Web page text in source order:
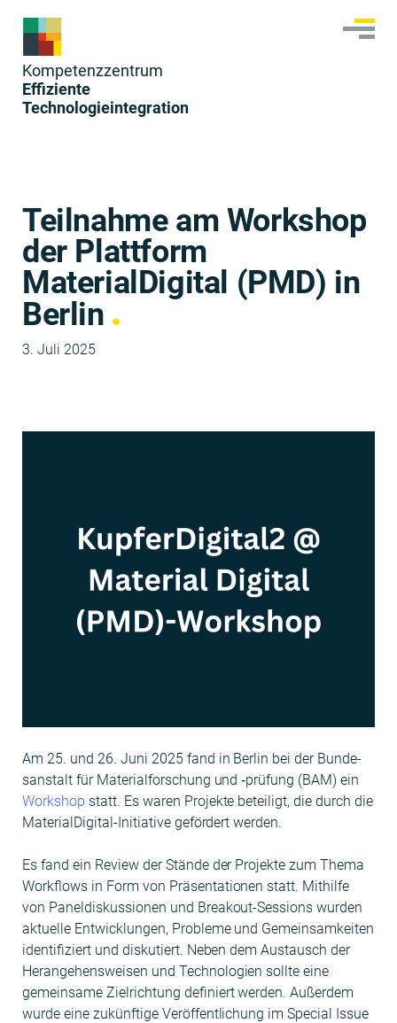
content
Kom­pe­tenzzen­trum
Effiziente
Technologieintegration
Teilnahme am Workshop
der Plattform
MaterialDigital (PMD) in
Berlin
3. Juli 2025
Am 25. und 26. Juni 2025 fand in Berlin bei der Bun­de­
sanstalt für Mate­ri­al­forschung und ‑prü­fung (BAM) ein
Work­shop statt. Es waren Pro­jek­te beteiligt, die durch die
Mate­rialDig­i­tal-Ini­tia­tive gefördert werden.
Es fand ein Review der Stände der Pro­jek­te zum The­ma
Work­flows in Form von Präsen­ta­tio­nen statt. Mith­il­fe
von Pan­eld­iskus­sio­nen und Break­out-Ses­sions wur­den
aktuelle Entwick­lun­gen, Prob­leme und Gemein­samkeit­en
iden­ti­fiziert und disku­tiert. Neben dem Aus­tausch der
Herange­hensweisen und Tech­nolo­gien sollte eine
gemein­same Ziel­rich­tung definiert wer­den. Außer­dem
wurde eine zukün­ftige Veröf­fentlichung im Spe­cial Issue